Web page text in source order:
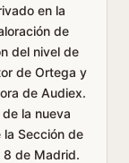
en la
de
del nivel de
de Ortega y
de Audiex.
la nueva
Sección de
8 de Madrid.